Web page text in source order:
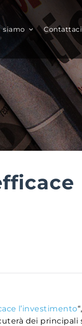
siamo Contattaci
l’investimento
dei